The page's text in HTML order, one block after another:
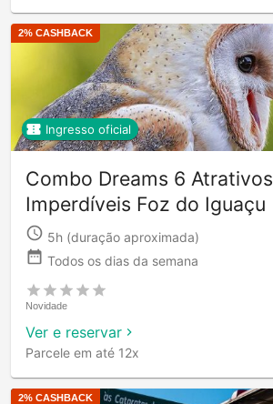
2% CASHBACK
Ingresso oficial
Combo Dreams 6 Atrativos
Imperdíveis Foz do Iguaçu
5h (duração aproximada)
Todos os dias da semana
Novidade
Ver e reservar
Parcele em até 12x
2% CASHBACK